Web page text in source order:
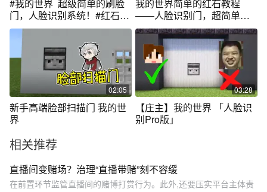
#我的世界 超级简单的刷脸
门，人脸识别系统！#红石速
建
我的世界简单的红石教程
——人脸识别门，超简单一
定可以学废😂
02:05
新手高端脸部扫描门 我的世
界
03:28
【庄主】我的世界 「人脸识
别Pro版」
相关推荐
直播间变赌场？治理“直播带赌”刻不容缓
在前置环节监管直播间的赌博打赏行为。此外,还要压实平台主体责